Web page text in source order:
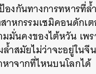
องกันทางการทหาร
หกรรมเซมิคอนดักเ
มั่นคงของไต้หวัน เพ
สมัยไม่ว่าจะอยู่ในจี
าจากที่ไหนบนโลกได้